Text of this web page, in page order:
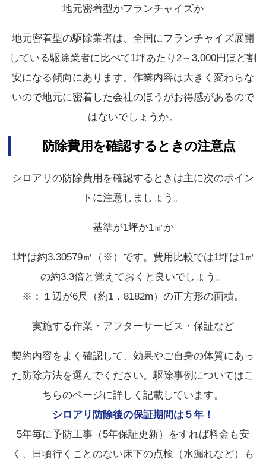
地元密着型かフランチャイズか
地元密着型の駆除業者は、全国にフランチャイズ展開
している駆除業者に比べて1坪あたり2～3,000円ほど割
安になる傾向にあります。作業内容は大きく変わらな
いので地元に密着した会社のほうがお得感があるので
はないでしょうか。
防除費用を確認するときの注意点
シロアリの防除費用を確認するときは主に次のポイン
トに注意しましょう。
基準が1坪か1㎡か
1坪は約3.30579㎡（※）です。費用比較では1坪は1㎡
の約3.3倍と覚えておくと良いでしょう。
※：１辺が6尺（約1．8182m）の正方形の面積。
実施する作業・アフターサービス・保証など
契約内容をよく確認して、効果やご自身の体質にあっ
た防除方法を選んでください。駆除事例についてはこ
ちらのページに詳しく記載しています。
シロアリ防除後の保証期間は５年！
5年毎に予防工事（5年保証更新）をすれば料金も安
く、日頃行くことのない床下の点検（水漏れなど）も